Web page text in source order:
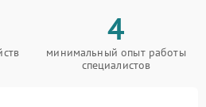
4
минимальный опыт работы
специалистов